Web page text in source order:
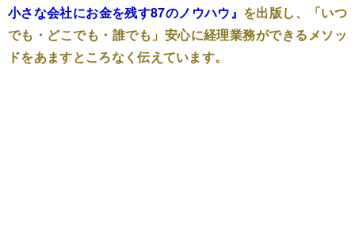
小さな会社にお金を残す87のノウハウ』 を出版し、「いつ
でも・どこでも・誰でも」安心に経理業務ができるメソッ
ドをあますところなく伝えています。